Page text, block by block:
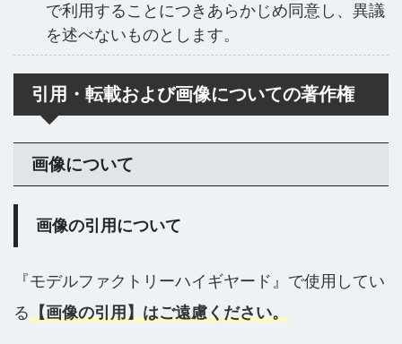
で利用することにつきあらかじめ同意し、異議
を述べないものとします。
引用・転載および画像についての著作権
画像について
画像の引用について
『モデルファクトリーハイギヤード』で使用してい
る【画像の引用】はご遠慮ください。